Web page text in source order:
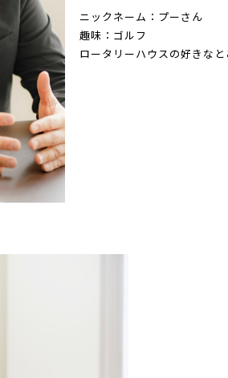
ニックネーム：プーさん
趣味：ゴルフ
ロータリーハウスの好きな